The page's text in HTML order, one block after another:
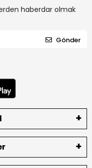
haberdar olmak
Gönder